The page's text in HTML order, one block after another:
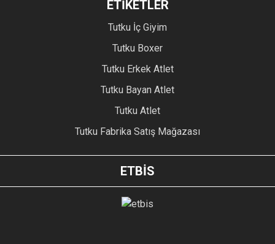
ETİKETLER
Tutku İç Giyim
Tutku Boxer
Tutku Erkek Atlet
Tutku Bayan Atlet
Tutku Atlet
Tutku Fabrika Satış Mağazası
ETBİS